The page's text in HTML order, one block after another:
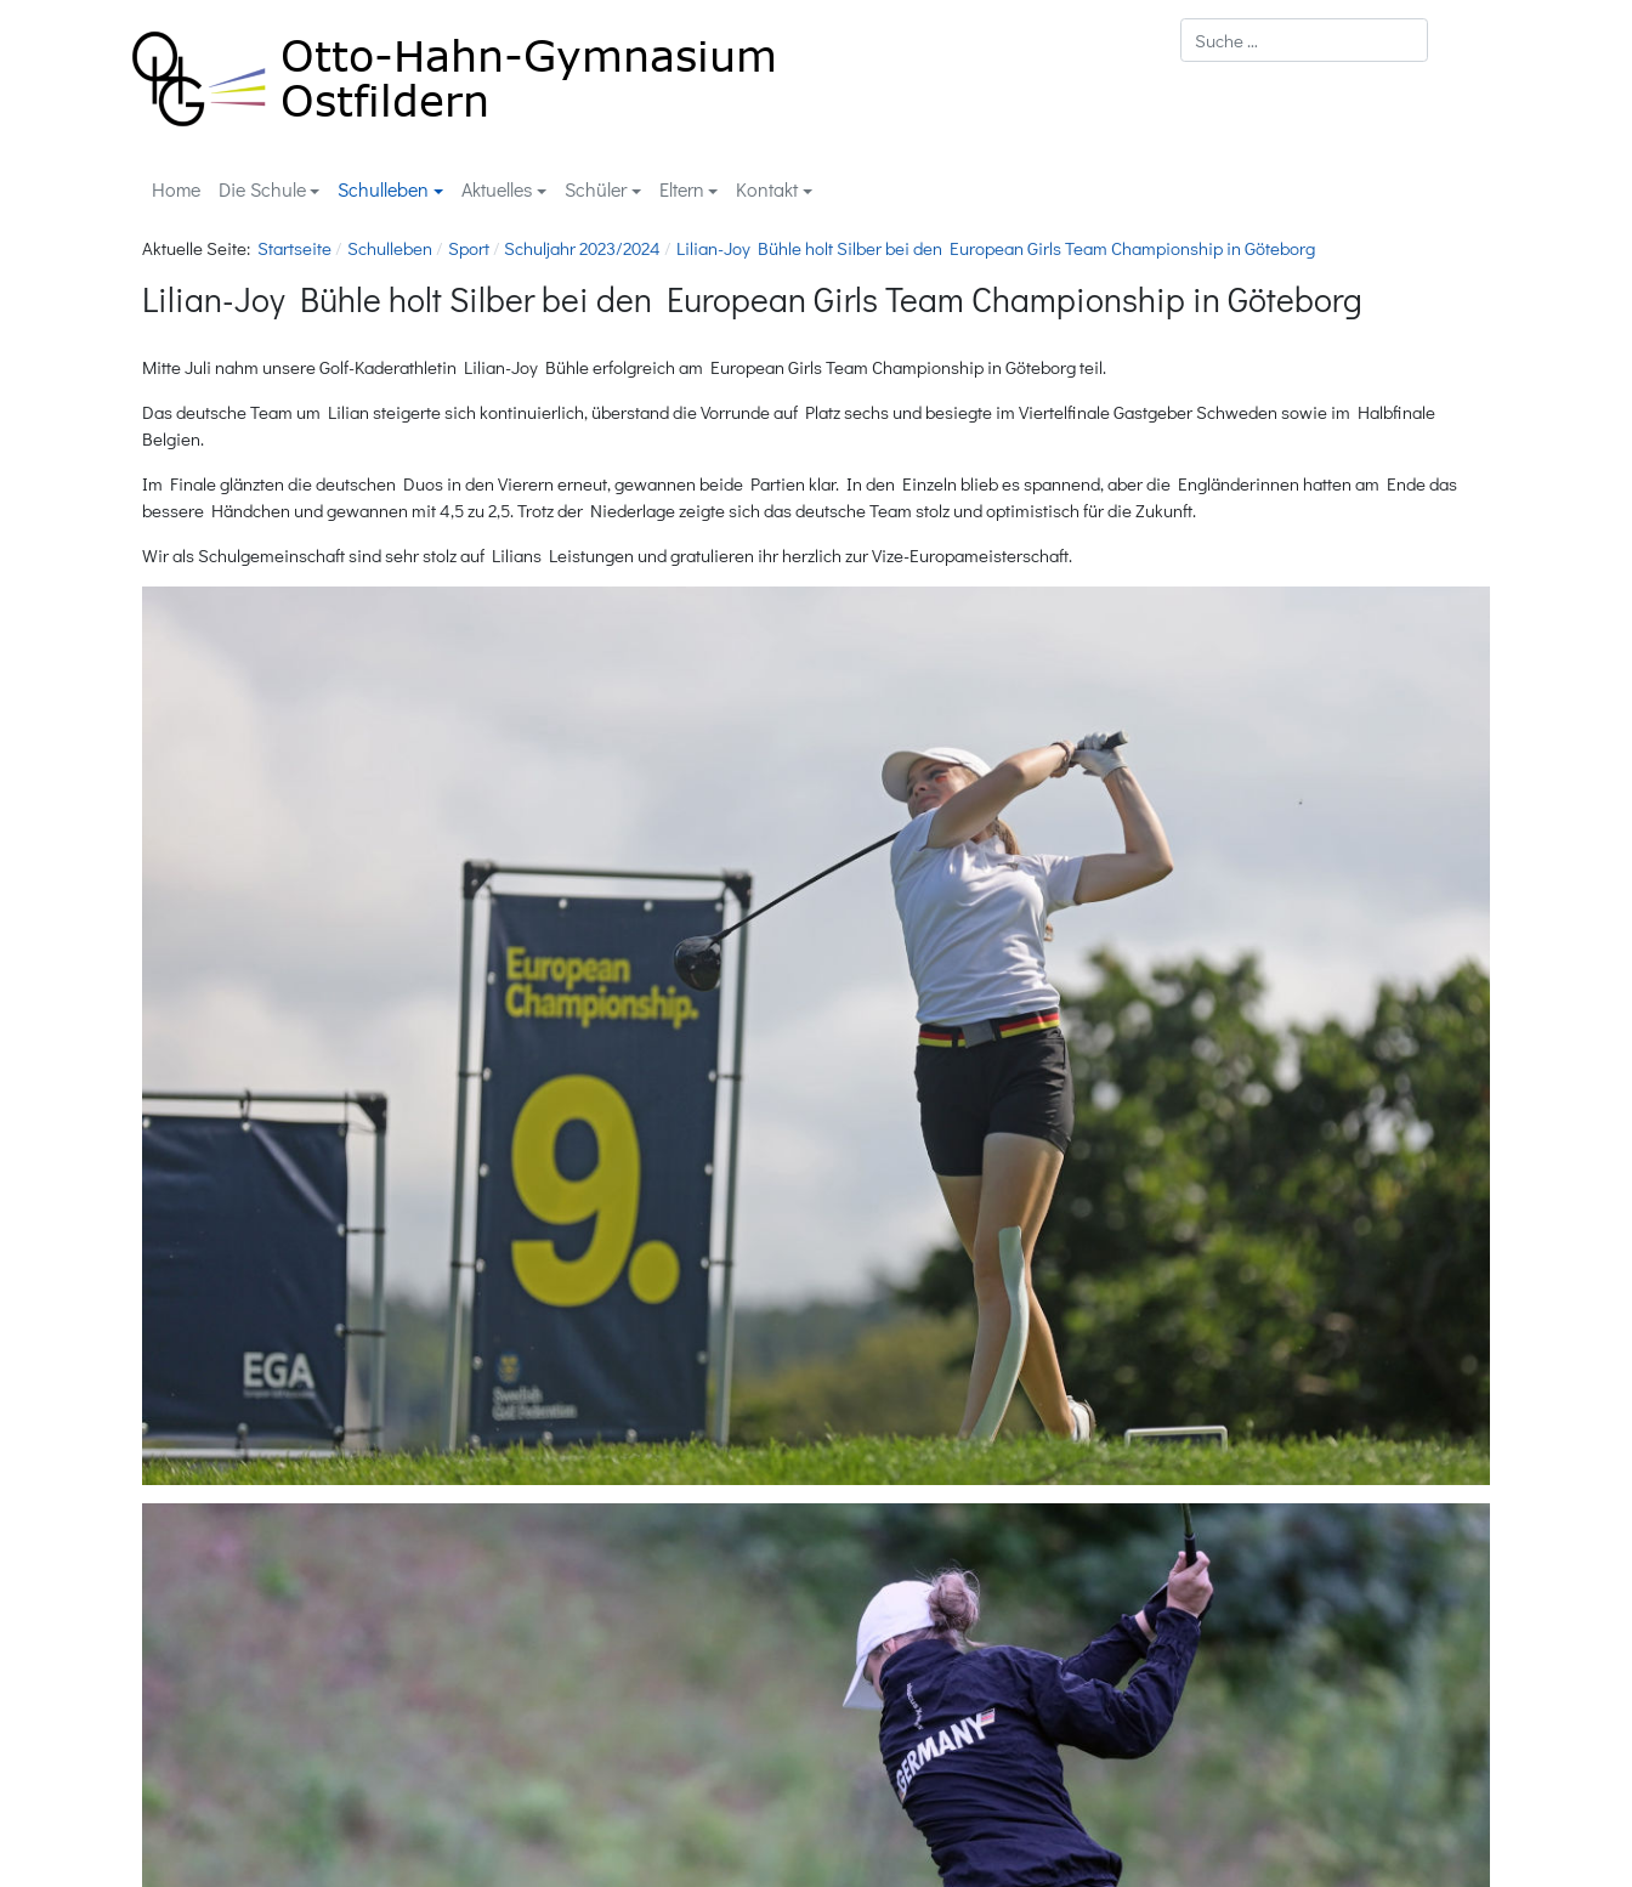
Suchen
Home Die Schule Schulleben Aktuelles Schüler Eltern Kontakt
Aktuelle Seite: Startseite Schulleben Sport Schuljahr 2023/2024 Lilian-Joy Bühle holt Silber bei den European Girls Team Championship in Göteborg
Lilian-Joy Bühle holt Silber bei den European Girls Team Championship in Göteborg
Mitte Juli nahm unsere Golf-Kaderathletin Lilian-Joy Bühle erfolgreich am European Girls Team Championship in Göteborg teil.
Das deutsche Team um Lilian steigerte sich kontinuierlich, überstand die Vorrunde auf Platz sechs und besiegte im Viertelfinale Gastgeber Schweden sowie im Halbfinale
Belgien.
Im Finale glänzten die deutschen Duos in den Vierern erneut, gewannen beide Partien klar. In den Einzeln blieb es spannend, aber die Engländerinnen hatten am Ende das
bessere Händchen und gewannen mit 4,5 zu 2,5. Trotz der Niederlage zeigte sich das deutsche Team stolz und optimistisch für die Zukunft.
Wir als Schulgemeinschaft sind sehr stolz auf Lilians Leistungen und gratulieren ihr herzlich zur Vize-Europameisterschaft.